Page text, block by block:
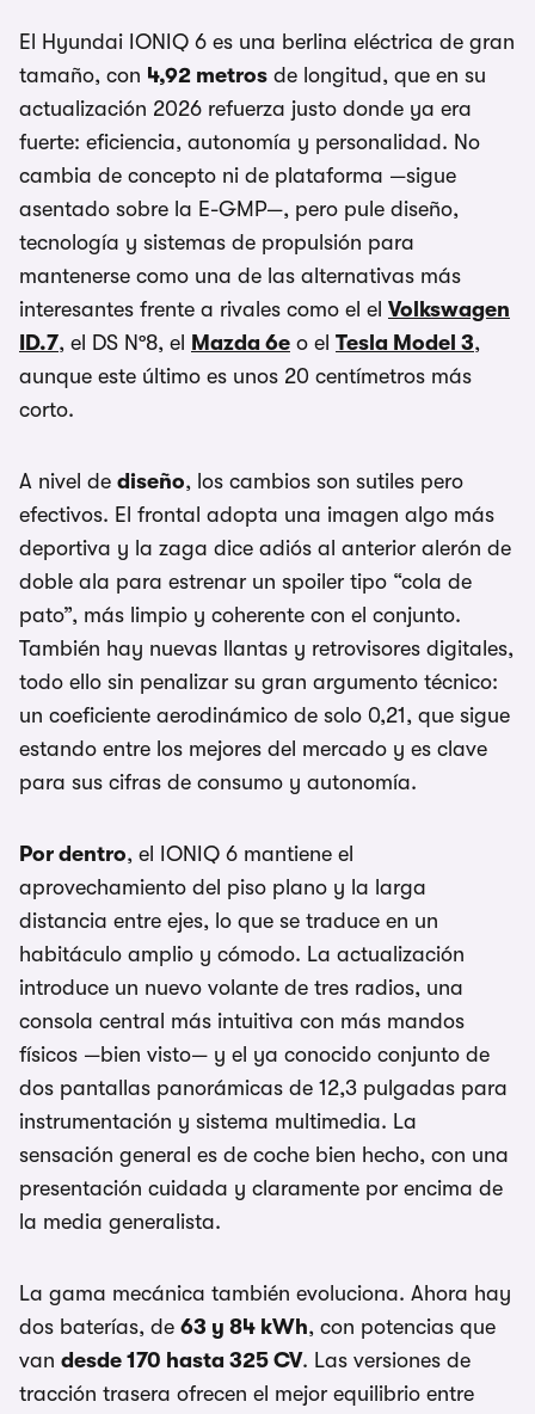
El Hyundai IONIQ 6 es una berlina eléctrica de gran
tamaño, con 4,92 metros de longitud, que en su
actualización 2026 refuerza justo donde ya era
fuerte: eficiencia, autonomía y personalidad. No
cambia de concepto ni de plataforma —sigue
asentado sobre la E-GMP—, pero pule diseño,
tecnología y sistemas de propulsión para
mantenerse como una de las alternativas más
interesantes frente a rivales como el el Volkswagen
ID.7, el DS Nº8, el Mazda 6e o el Tesla Model 3,
aunque este último es unos 20 centímetros más
corto.
A nivel de diseño, los cambios son sutiles pero
efectivos. El frontal adopta una imagen algo más
deportiva y la zaga dice adiós al anterior alerón de
doble ala para estrenar un spoiler tipo “cola de
pato”, más limpio y coherente con el conjunto.
También hay nuevas llantas y retrovisores digitales,
todo ello sin penalizar su gran argumento técnico:
un coeficiente aerodinámico de solo 0,21, que sigue
estando entre los mejores del mercado y es clave
para sus cifras de consumo y autonomía.
Por dentro, el IONIQ 6 mantiene el
aprovechamiento del piso plano y la larga
distancia entre ejes, lo que se traduce en un
habitáculo amplio y cómodo. La actualización
introduce un nuevo volante de tres radios, una
consola central más intuitiva con más mandos
físicos —bien visto— y el ya conocido conjunto de
dos pantallas panorámicas de 12,3 pulgadas para
instrumentación y sistema multimedia. La
sensación general es de coche bien hecho, con una
presentación cuidada y claramente por encima de
la media generalista.
La gama mecánica también evoluciona. Ahora hay
dos baterías, de 63 y 84 kWh, con potencias que
van desde 170 hasta 325 CV. Las versiones de
tracción trasera ofrecen el mejor equilibrio entre